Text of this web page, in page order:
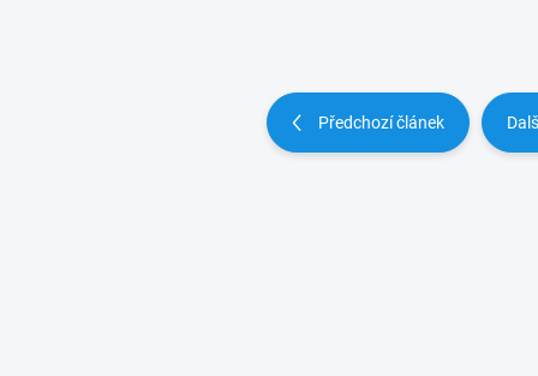
Předchozí článek